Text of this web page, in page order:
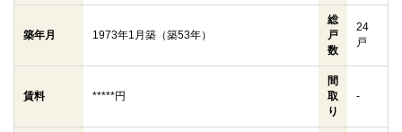
築年月 1973年1月築（築53年）
総
戸
数
24
戸
賃料 *****円
間
取
り
-